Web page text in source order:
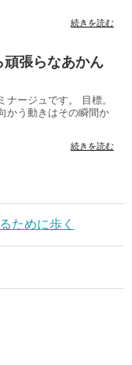
続きを読む
張らなあかん
ナージュです。 目標。
かう動きはその瞬間か
続きを読む
ために歩く